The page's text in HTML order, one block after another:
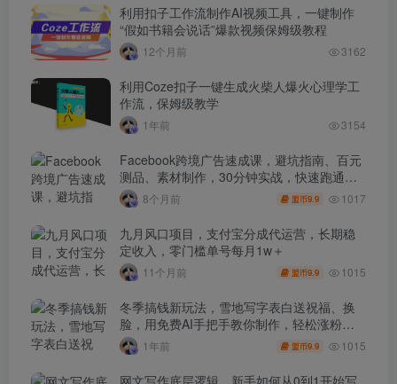
利用扣子工作流制作AI视频工具，一键制作
“假如书籍会说话”爆款视频保姆级教程
12个月前 3162
利用Coze扣子一键生成火柴人爆火心理学工
作流，保姆级教学
1年前 3154
Facebook跨境广告速成课，避坑指南、百元
测品、素材制作，30分钟实战，快速跑通首
单出单8个月前 盟币9.9 1017
九月风口项目，支付宝分成代运营，长期稳
定收入，零门槛单号每月1w＋
11个月前 盟币9.9 1015
冬季搞钱新玩法，雪地写字表白送祝福、换
脸，用免费AI手把手教你制作，轻松涨粉
3.5w，接单到手软
1年前 盟币9.9 1015
网文写作底层逻辑，新手如何从0到1开始写